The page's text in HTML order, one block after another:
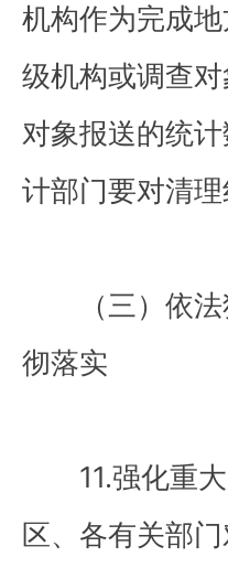
机构作为完成
级机构或调查
对象报送的统
计部门要对清
（三）依法
彻落实
11.强化重大
区、各有关部